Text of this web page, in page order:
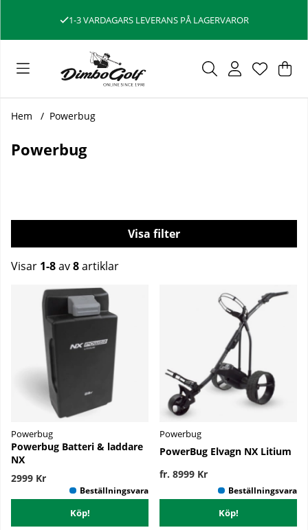
1-3 VARDAGARS LEVERANS PÅ LAGERVAROR
.
Hem Powerbug
Powerbug
Filtrera
Visar 1-8av8artiklar
Produkter
Powerbug
Powerbug Batteri & laddare
NX
2999 Kr
Köp!
Powerbug
PowerBug Elvagn NX Litium
fr. 8999 Kr
Köp!